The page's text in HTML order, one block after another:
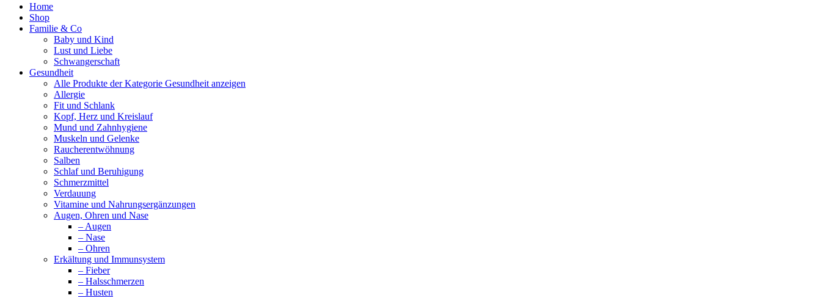
Home
Shop
Familie & Co
Baby und Kind
Lust und Liebe
Schwangerschaft
Gesundheit
Alle Produkte der Kategorie Gesundheit anzeigen
Allergie
Fit und Schlank
Kopf, Herz und Kreislauf
Mund und Zahnhygiene
Muskeln und Gelenke
Raucherentwöhnung
Salben
Schlaf und Beruhigung
Schmerzmittel
Verdauung
Vitamine und Nahrungsergänzungen
Augen, Ohren und Nase
– Augen
– Nase
– Ohren
Erkältung und Immunsystem
– Fieber
– Halsschmerzen
– Husten